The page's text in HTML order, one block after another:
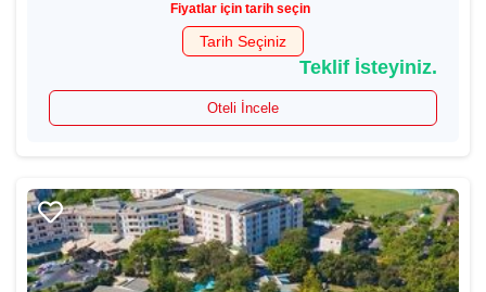
Fiyatlar için tarih seçin
Tarih Seçiniz
Teklif İsteyiniz.
Oteli İncele